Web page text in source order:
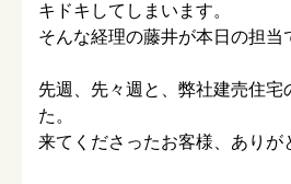
キドキしてしまいます。
そんな経理の藤井が本日の担当
先週、先々週と、弊社建売住宅
た。
来てくださったお客様、ありが